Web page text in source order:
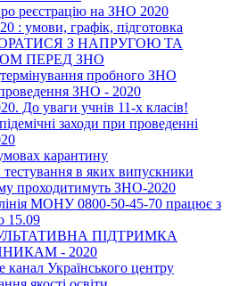
реєстрацію на ЗНО 2020
: умови, графік, підготовка
З НАПРУГОЮ ТА
ПЕРЕД ЗНО
пробного ЗНО
ЗНО - 2020
До уваги учнів 11-х класів!
заходи при проведенні
карантину
в яких випускники
проходитимуть ЗНО-2020
МОНУ 0800-50-45-70 працює з
15.09
ПІДТРИМКА
- 2020
канал Українського центру